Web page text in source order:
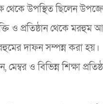
থেকে উপস্থিত ছিলেন
ও প্রতিষ্ঠান থেকে মরহুম
দাফন সম্পন্ন করা হয়।
ও বিভিন্ন শিক্ষা